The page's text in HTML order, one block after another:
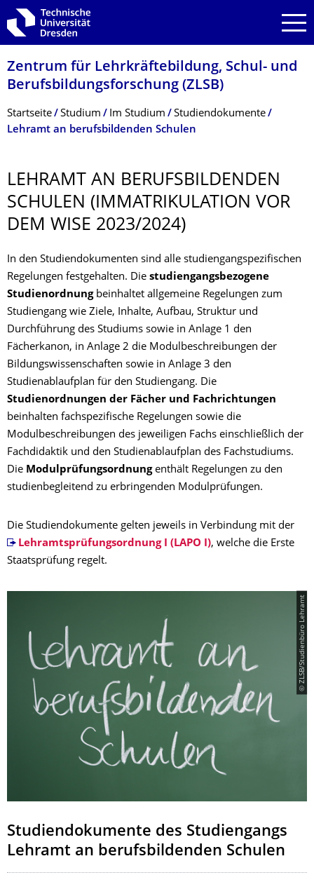
Zur Hauptnavigation springen
Zur Suche springen
Zum Inhalt springen
Zentrum für Lehrkräftebildung, Schul- und
Berufsbildungsfor­schung (ZLSB)
Breadcrumb-Menü
Startseite Studium Im Studium
Studiendokumente
Lehramt an berufsbildenden Schulen
LEHRAMT AN BERUFSBILDENDEN
SCHULEN (IMMATRIKULATION VOR
DEM WISE 2023/2024)
In den Studiendokumenten sind alle studiengangspezifischen
Regelungen festgehalten. Die studiengangsbezogene
Studienordnungbeinhaltet allgemeine Regelungen zum
Studiengang wie Ziele, Inhalte, Aufbau, Struktur und
Durchführung des Studiums sowie in Anlage 1 den
Fächerkanon, in Anlage 2 die Modulbeschreibungen der
Bildungswissenschaften sowie in Anlage 3 den
Studienablaufplan für den Studiengang. Die
Studienordnungen der Fächer und Fachrichtungen
beinhalten fachspezifische Regelungen sowie die
Modulbeschreibungen des jeweiligen Fachs einschließlich der
Fachdidaktik und den Studienablaufplan des Fachstudiums.
Die Modulprüfungsordnung enthält Regelungen zu den
studienbegleitend zu erbringenden Modulprüfungen.
Die Studiendokumente gelten jeweils in Verbindung mit der
Lehramtsprüfungsordnung I (LAPO I), welche die Erste
Staatsprüfung regelt.
© ZLSB/Studienbüro Lehramt
Studiendokumente des Studiengangs
Lehramt an berufsbildenden Schulen